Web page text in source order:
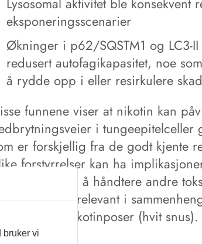
eksponeringsscenarier
Økninger i p62/SQSTM1 og
redusert autofagikapasitet, noe
å rydde opp i eller resirkulere
funnene viser at nikotin kan
i tungeepitelceller
er forskjellig fra de godt kjente
forstyrrelser kan ha
cellenes evne til å håndtere andre
Dette er særlig relevant i
fra snus eller nikotinposer (hvit snus).
bruker vi